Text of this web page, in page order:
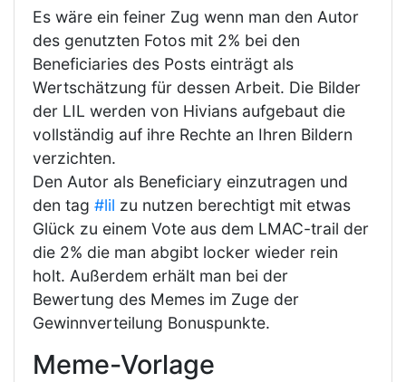
Es wäre ein feiner Zug wenn man den Autor
des genutzten Fotos mit 2% bei den
Beneficiaries des Posts einträgt als
Wertschätzung für dessen Arbeit. Die Bilder
der LIL werden von Hivians aufgebaut die
vollständig auf ihre Rechte an Ihren Bildern
verzichten.
Den Autor als Beneficiary einzutragen und
den tag #lil zu nutzen berechtigt mit etwas
Glück zu einem Vote aus dem LMAC-trail der
die 2% die man abgibt locker wieder rein
holt. Außerdem erhält man bei der
Bewertung des Memes im Zuge der
Gewinnverteilung Bonuspunkte.
Meme-Vorlage